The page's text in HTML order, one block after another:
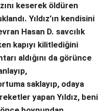
WhatsApp İhbar Hattı
Facebook
keserek öldüren
Yıldız’ın kendisini
Hasan D. savcılık
kapıyı kilitlediğini
aldığını da görünce
saklayıp, odaya
yapan Yıldız, beni